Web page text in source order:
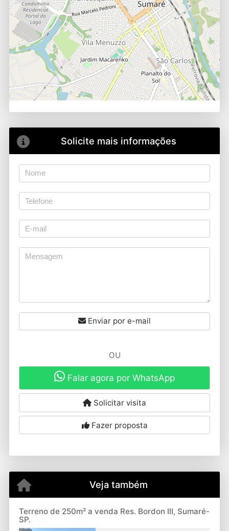
Solicite mais informações
Enviar por e-mail
OU
Falar agora por WhatsApp
Solicitar visita
Fazer proposta
Veja também
Terreno de 250m² a venda Res. Bordon III, Sumaré-
SP.